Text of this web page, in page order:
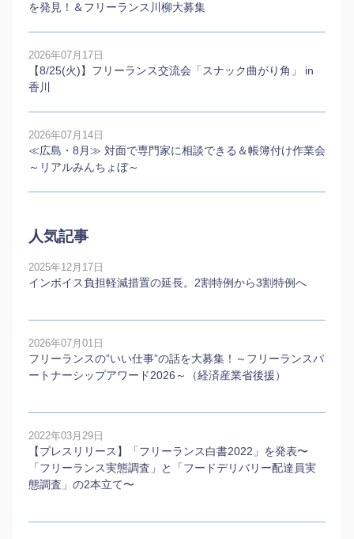
を発見！＆フリーランス川柳大募集
2026年07月17日
【8/25(火)】フリーランス交流会「スナック曲がり角」 in
香川
2026年07月14日
≪広島・8月≫ 対面で専門家に相談できる＆帳簿付け作業会
～リアルみんちょぼ～
人気記事
2025年12月17日
インボイス負担軽減措置の延長。2割特例から3割特例へ
2026年07月01日
フリーランスの”いい仕事”の話を大募集！～フリーランスパ
ートナーシップアワード2026～（経済産業省後援）
2022年03月29日
【プレスリリース】「フリーランス白書2022」を発表〜
「フリーランス実態調査」と「フードデリバリー配達員実
態調査」の2本⽴て〜